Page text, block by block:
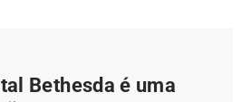
Bethesda é uma